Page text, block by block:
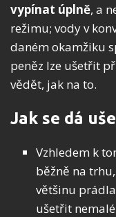
vypínat úplně, a
režimu; vody v
daném okamžiku
peněz lze ušetřit
vědět, jak na to.
Jak se dá
Vzhledem k
běžně na
většinu
ušetřit